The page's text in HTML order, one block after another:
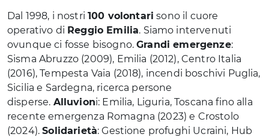
Dal 1998, i nostri100 volontari sono il cuore
operativo di Reggio Emilia. Siamo intervenuti
ovunque ci fosse bisogno.Grandi emergenze:
Sisma Abruzzo (2009), Emilia (2012), Centro Italia
(2016), Tempesta Vaia (2018), incendi boschivi Puglia,
Sicilia e Sardegna, ricerca persone
disperse. Alluvioni: Emilia, Liguria, Toscana fino alla
recente emergenza Romagna (2023) e Crostolo
(2024).Solidarietà: Gestione profughi Ucraini, Hub